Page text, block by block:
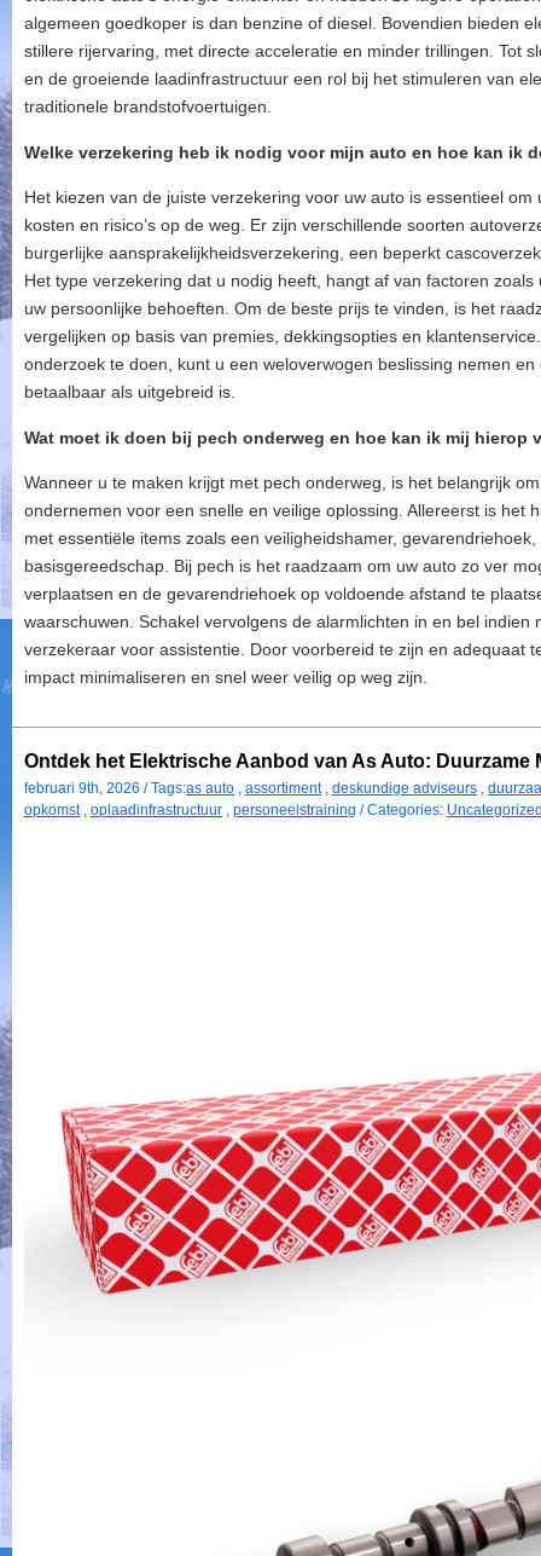
algemeen goedkoper is dan benzine of diesel. Bovendien bieden
stillere rijervaring, met directe acceleratie en minder trillingen. Tot
en de groeiende laadinfrastructuur een rol bij het stimuleren van
traditionele brandstofvoertuigen.
Welke verzekering heb ik nodig voor mijn auto en hoe kan ik
Het kiezen van de juiste verzekering voor uw auto is essentieel
kosten en risico’s op de weg. Er zijn verschillende soorten
burgerlijke aansprakelijkheidsverzekering, een beperkt
Het type verzekering dat u nodig heeft, hangt af van factoren
uw persoonlijke behoeften. Om de beste prijs te vinden, is het
vergelijken op basis van premies, dekkingsopties en
onderzoek te doen, kunt u een weloverwogen beslissing nemen
betaalbaar als uitgebreid is.
Wat moet ik doen bij pech onderweg en hoe kan ik mij hierop
Wanneer u te maken krijgt met pech onderweg, is het belangrijk
ondernemen voor een snelle en veilige oplossing. Allereerst is het
met essentiële items zoals een veiligheidshamer,
basisgereedschap. Bij pech is het raadzaam om uw auto zo ver
verplaatsen en de gevarendriehoek op voldoende afstand te
waarschuwen. Schakel vervolgens de alarmlichten in en bel indien
verzekeraar voor assistentie. Door voorbereid te zijn en adequaat
impact minimaliseren en snel weer veilig op weg zijn.
Ontdek het Elektrische Aanbod van As Auto: Duurzame
februari 9th, 2026 / Tags:as auto , assortiment, deskundige adviseurs ,
opkomst, oplaadinfrastructuur , personeelstraining / Categories: